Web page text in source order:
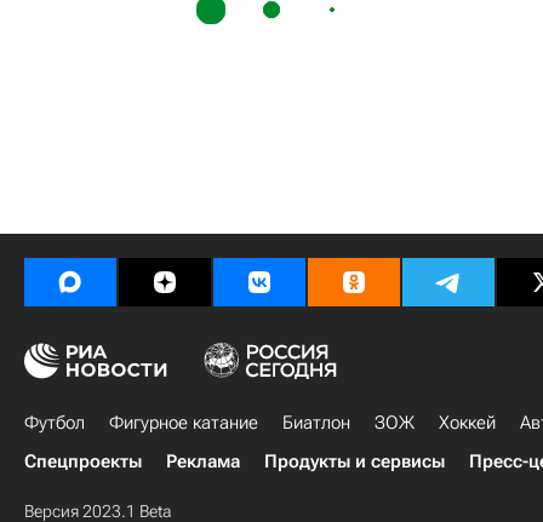
Футбол Фигурное катание Биатлон ЗОЖ Хоккей
Спецпроекты
Реклама Продукты и сервисы Пресс-
Версия 2023.1 Beta